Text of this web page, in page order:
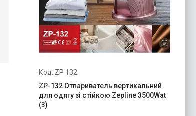
ZP 132
ZP-132 Отпариватель вертикальний
для одягу зі стійкою Zepline 3500Wat
(3)